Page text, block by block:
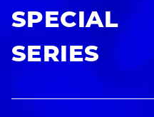
SPECIAL
SERIES